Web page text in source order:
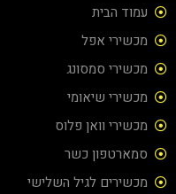
עמוד הבית
מכשירי אפל
מכשירי סמסונג
מכשירי שיאומי
מכשירי וואן פלוס
סמארטפון כשר
מכשירים לגיל השלישי